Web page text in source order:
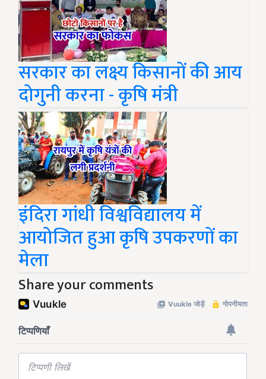
सरकार का लक्ष्य किसानों की आय
दोगुनी करना - कृषि मंत्री
इंदिरा गांधी विश्वविद्यालय में
आयोजित हुआ कृषि उपकरणों का
मेला
Share your comments